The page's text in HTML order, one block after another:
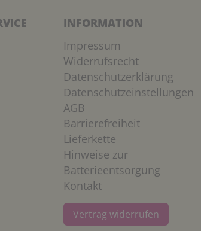
INFORMATION
Impressum
Widerrufsrecht
Datenschutzerklärung
Datenschutzeinstellungen
AGB
Barrierefreiheit
Lieferkette
Hinweise zur
Batterieentsorgung
Kontakt
Vertrag widerrufen